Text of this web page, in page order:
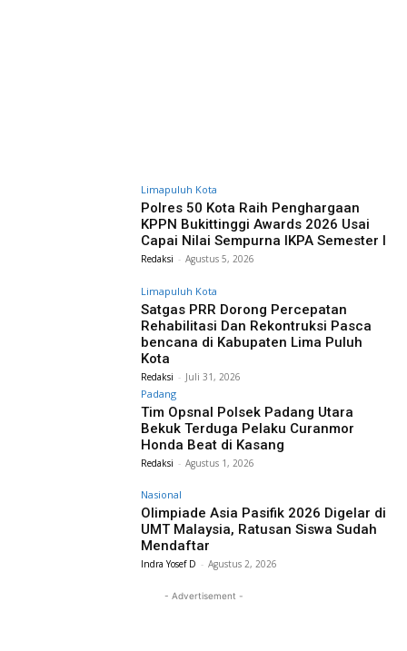
Limapuluh Kota
Polres 50 Kota Raih Penghargaan
KPPN Bukittinggi Awards 2026 Usai
Capai Nilai Sempurna IKPA Semester I
Redaksi - Agustus 5, 2026
Limapuluh Kota
Satgas PRR Dorong Percepatan
Rehabilitasi Dan Rekontruksi Pasca
bencana di Kabupaten Lima Puluh
Kota
Redaksi - Juli 31, 2026
Padang
Tim Opsnal Polsek Padang Utara
Bekuk Terduga Pelaku Curanmor
Honda Beat di Kasang
Redaksi - Agustus 1, 2026
Nasional
Olimpiade Asia Pasifik 2026 Digelar di
UMT Malaysia, Ratusan Siswa Sudah
Mendaftar
Indra Yosef D - Agustus 2, 2026
- Advertisement -